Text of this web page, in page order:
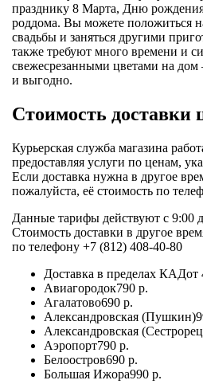
празднику 8 Марта, Дню
роддома. Вы можете положиться
свадьбы и заняться другими
также требуют много времени и
свежесрезанными цветами на
и выгодно.
Стоимость доставки
Курьерская служба магазина
предоставляя услуги по ценам,
Если доставка нужна в другое
пожалуйста, её стоимость по
Данные тарифы действуют с 9:00
Стоимость доставки в другое
по телефону +7 (812) 408-40-80
Доставка в пределах КАДот
Авиагородок790 р.
Агалатово690 р.
Александровская (Пушкин)
Александровская
Аэропорт790 р.
Белоостров690 р.
Большая Ижора990 р.